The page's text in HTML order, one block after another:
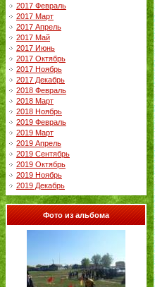
2017 Февраль
2017 Март
2017 Апрель
2017 Май
2017 Июнь
2017 Октябрь
2017 Ноябрь
2017 Декабрь
2018 Февраль
2018 Март
2018 Ноябрь
2019 Февраль
2019 Март
2019 Апрель
2019 Сентябрь
2019 Октябрь
2019 Ноябрь
2019 Декабрь
Фото из альбома